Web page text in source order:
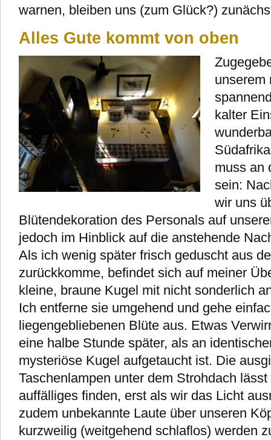
warnen, bleiben uns (zum Glück?)
Alles Gute kommt von oben
unserem
kalter
muss an
sein:
wir uns
Blütendekoration des Personals auf
jedoch im Hinblick auf die anstehende
Als ich wenig später frisch geduscht aus
zurückkomme, befindet sich auf meiner
kleine, braune Kugel mit nicht sonderlich
Ich entferne sie umgehend und gehe
liegengebliebenen Blüte aus. Etwas
eine halbe Stunde später, als an
mysteriöse Kugel aufgetaucht ist. Die
Taschenlampen unter dem Strohdach
auffälliges finden, erst als wir das Licht
zudem unbekannte Laute über unseren
kurzweilig (weitgehend schlaflos) werden